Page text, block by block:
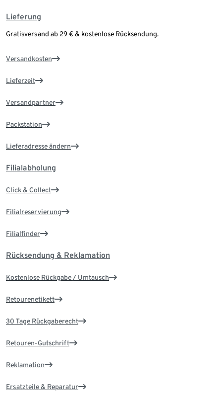
Lieferung
Gratisversand ab 29 € & kostenlose Rücksendung.
Versandkosten
Lieferzeit
Versandpartner
Packstation
Lieferadresse ändern
Filialabholung
Click & Collect
Filialreservierung
Filialfinder
Rücksendung & Reklamation
Kostenlose Rückgabe / Umtausch
Retourenetikett
30 Tage Rückgaberecht
Retouren-Gutschrift
Reklamation
Ersatzteile & Reparatur